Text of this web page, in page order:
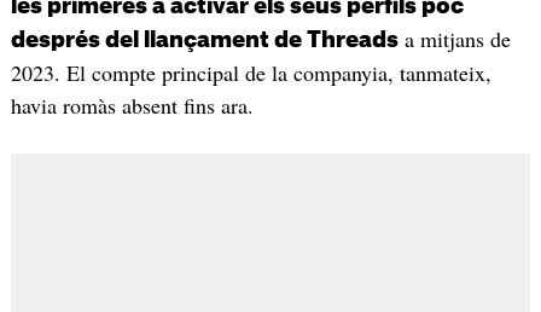
les primeres a activar els seus perfils poc
després del llançament de Threadsa mitjans de
2023. El compte principal de la companyia, tanmateix,
havia romàs absent fins ara.